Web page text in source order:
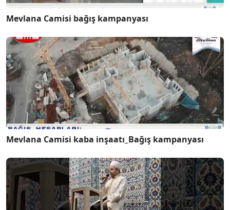
Mevlana Camisi bağış kampanyası
Mevlana Camisi kaba inşaatı_Bağış kampanyası